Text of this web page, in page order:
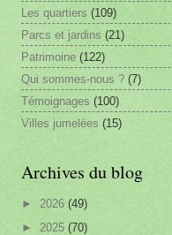
Les quartiers (109)
Parcs et jardins (21)
Patrimoine (122)
Qui sommes-nous ? (7)
Témoignages (100)
Villes jumelées (15)
Archives du blog
► 2026 (49)
► 2025 (70)